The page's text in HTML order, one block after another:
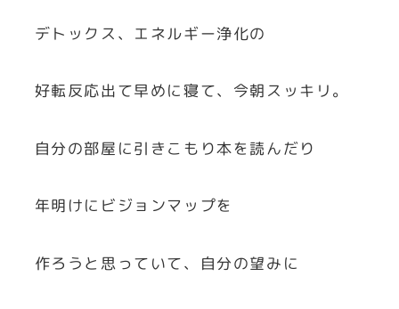
デトックス、エネルギー浄化の
好転反応出て早めに寝て、今朝スッキリ。
自分の部屋に引きこもり本を読んだり
年明けにビジョンマップを
作ろうと思っていて、自分の望みに